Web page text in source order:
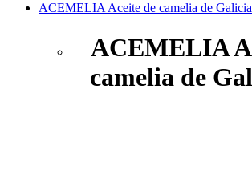
ACEMELIA Aceite de camelia de
ACEMELIA
camelia de